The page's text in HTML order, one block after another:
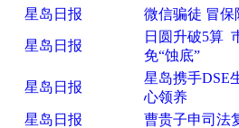
星岛日报
微信骗徒 冒
星岛日报
日圆升破5算
免“蚀底”
星岛日报
星岛携手DSE
心领养
星岛日报
曹贵子申司法